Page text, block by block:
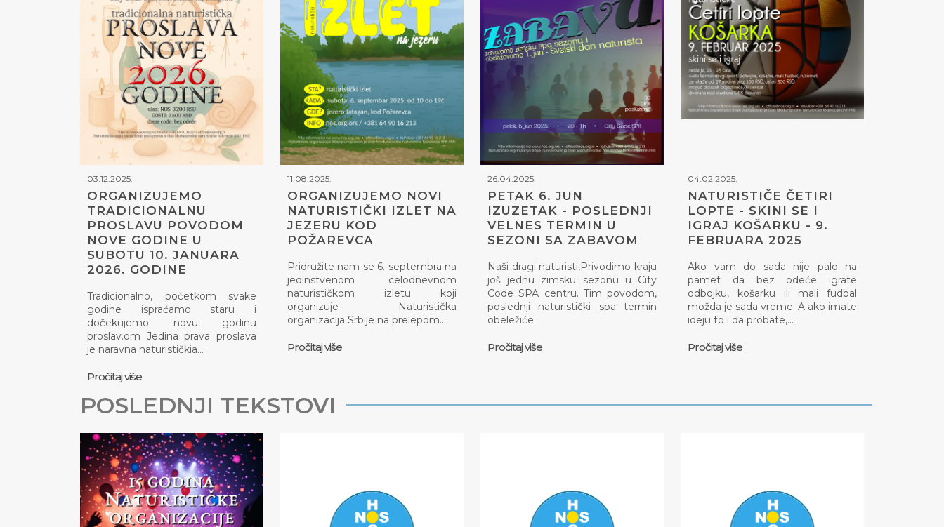
03.12.2025.
ORGANIZUJEMO
TRADICIONALNU
PROSLAVU POVODOM
NOVE GODINE U
SUBOTU 10. JANUARA
2026. GODINE
Tradicionalno, početkom svake
godine ispraćamo staru i
dočekujemo novu godinu
proslav.om Jedina prava proslava
je naravna naturističkia…
Pročitaj više
11.08.2025.
ORGANIZUJEMO NOVI
NATURISTIČKI IZLET NA
JEZERU KOD
POŽAREVCA
Pridružite nam se 6. septembra na
jedinstvenom celodnevnom
naturističkom izletu koji
organizuje Naturistička
organizacija Srbije na prelepom…
Pročitaj više
26.04.2025.
PETAK 6. JUN
IZUZETAK - POSLEDNJI
VELNES TERMIN U
SEZONI SA ZABAVOM
Naši dragi naturisti,Privodimo kraju
još jednu zimsku sezonu u City
Code SPA centru. Tim povodom,
poslednji naturistički spa termin
obeležiće…
Pročitaj više
04.02.2025.
NATURISTIČE ČETIRI
LOPTE - SKINI SE I
IGRAJ KOŠARKU - 9.
FEBRUARA 2025
Ako vam do sada nije palo na
pamet da bez odeće igrate
odbojku, košarku ili mali fudbal
možda je sada vreme. A ako imate
ideju to i da probate,…
Pročitaj više
POSLEDNJI TEKSTOVI